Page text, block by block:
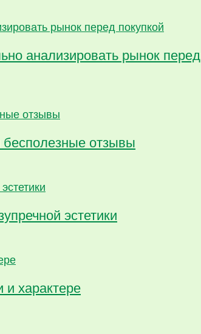
анализировать рынок перед
отзывы
эстетики
и характере